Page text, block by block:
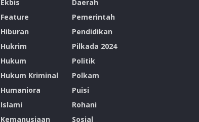
Ekbis
Feature
Hiburan
Hukrim
Hukum
Hukum Kriminal
Humaniora
Islami
Kemanusiaan
Daerah
Pemerintah
Pendidikan
Pilkada 2024
Politik
Polkam
Puisi
Rohani
Sosial